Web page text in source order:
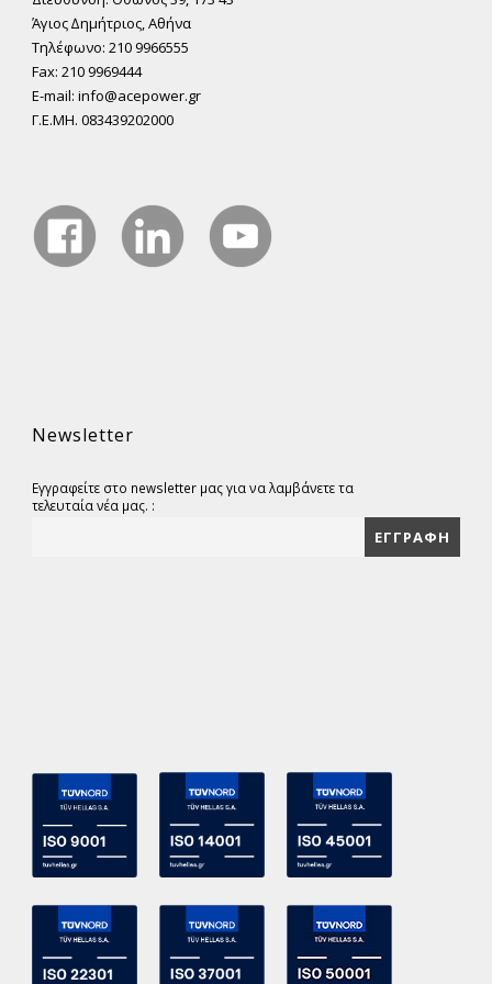
Άγιος ∆ηµήτριος, Αθήνα
Τηλέφωνο: 210 9966555
Fax: 210 9969444
E-mail: info@acepower.gr
Γ.Ε.ΜΗ. 083439202000
Newsletter
Εγγραφείτε στο newsletter μας για να λαμβάνετε τα
τελευταία νέα μας. :